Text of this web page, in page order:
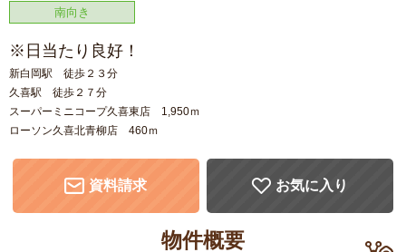
南向き
※日当たり良好！
新白岡駅 徒歩２３分
久喜駅 徒歩２７分
スーパーミニコープ久喜東店 1,950ｍ
ローソン久喜北青柳店 460ｍ
資料請求 お気に入り
物件概要